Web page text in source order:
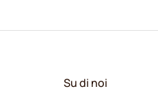
Su di noi